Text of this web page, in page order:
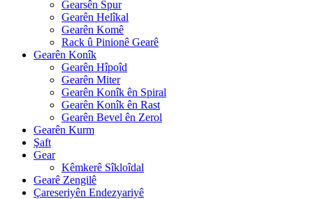
Gearsên Spur
Gearên Helîkal
Gearên Komê
Rack û Pinionê Gearê
Gearên Konîk
Gearên Hîpoîd
Gearên Miter
Gearên Konîk ên Spiral
Gearên Konîk ên Rast
Gearên Bevel ên Zerol
Gearên Kurm
Şaft
Gear
Kêmkerê Sîkloîdal
Gearê Zengilê
Çareseriyên Endezyariyê